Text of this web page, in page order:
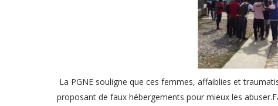
La PGNE souligne que ces femmes, affaiblies et
proposant de faux hébergements pour mieux les